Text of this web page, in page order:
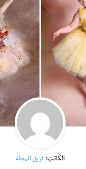
الكاتب: فريق المجلة